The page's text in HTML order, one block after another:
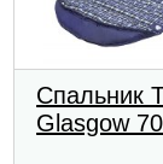
Спальник
Glasgow